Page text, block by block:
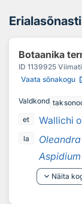
Botaanika
ID 1139925
Vaata sõnakogu
Valdkond
et
Wallichi
la
keyboard_arrow_down Näita